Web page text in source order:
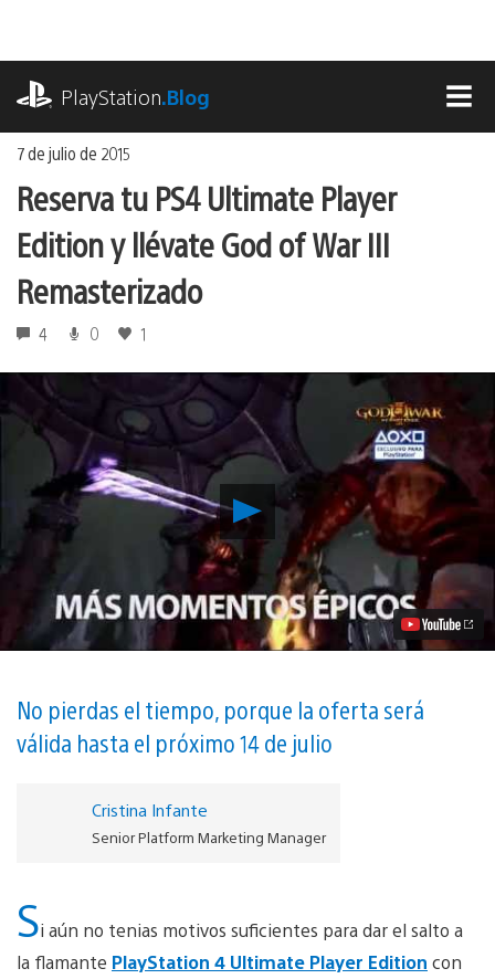
contenido
PlayStation.Blog
7 de julio de 2015
Reserva tu PS4 Ultimate Player
Edition y llévate God of War III
Remasterizado
4 0 1
Reproducir
Reserva
tu
PS4
Ultimate
Player
Edition
y
of
War
III
Remasterizado
No pierdas el tiempo, porque la oferta será
válida hasta el próximo 14 de julio
Cristina Infante
Senior Platform Marketing Manager
Si aún no tenias motivos suficientes para dar el salto a
la flamante PlayStation 4 Ultimate Player Edition con